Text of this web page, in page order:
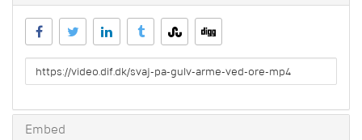
URL
to
Embed